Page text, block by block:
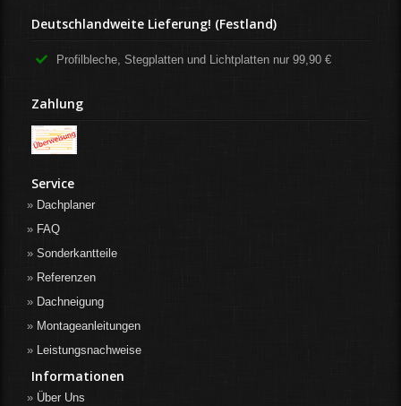
Deutschlandweite Lieferung! (Festland)
Profilbleche, Stegplatten und Lichtplatten nur 99,90 €
Zahlung
Service
Dachplaner
FAQ
Sonderkantteile
Referenzen
Dachneigung
Montageanleitungen
Leistungsnachweise
Informationen
Über Uns